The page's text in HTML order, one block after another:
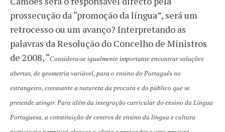
prossecução da “promoção da língua”, será um
retrocesso ou um avanço? Interpretando as
palavras da Resolução do Concelho de Ministros
de 2008, “Considera-se igualmente importante encontrar soluções
abertas, de geometria variável, para o ensino do Português no
estrangeiro, consoante a natureza da procura e do público que se
pretende atingir. Para além da integração curricular do ensino da Língua
Portuguesa, a constituição de centros de ensino da língua e cultura